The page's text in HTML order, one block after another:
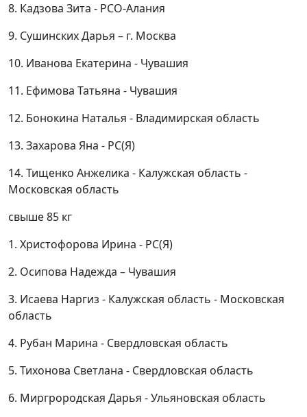
8. Кадзова Зита - РСО-Алания
9. Сушинских Дарья – г. Москва
10. Иванова Екатерина - Чувашия
11. Ефимова Татьяна - Чувашия
12. Бонокина Наталья - Владимирская область
13. Захарова Яна - РС(Я)
14. Тищенко Анжелика - Калужская область -
Московская область
свыше 85 кг
1. Христофорова Ирина - РС(Я)
2. Осипова Надежда – Чувашия
3. Исаева Наргиз - Калужская область - Московская
область
4. Рубан Марина - Свердловская область
5. Тихонова Светлана - Свердловская область
6. Миргрородская Дарья - Ульяновская область